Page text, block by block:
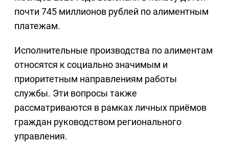
почти 745 миллионов рублей по алиментным
платежам.
Исполнительные производства по алиментам
относятся к социально значимым и
приоритетным направлениям работы
службы. Эти вопросы также
рассматриваются в рамках личных приёмов
граждан руководством регионального
управления.